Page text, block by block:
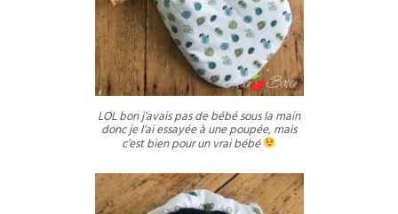
LOL bon j’avais pas de bébé sous la main
donc je l’ai essayée à une poupée, mais
c’est bien pour un vrai bébé